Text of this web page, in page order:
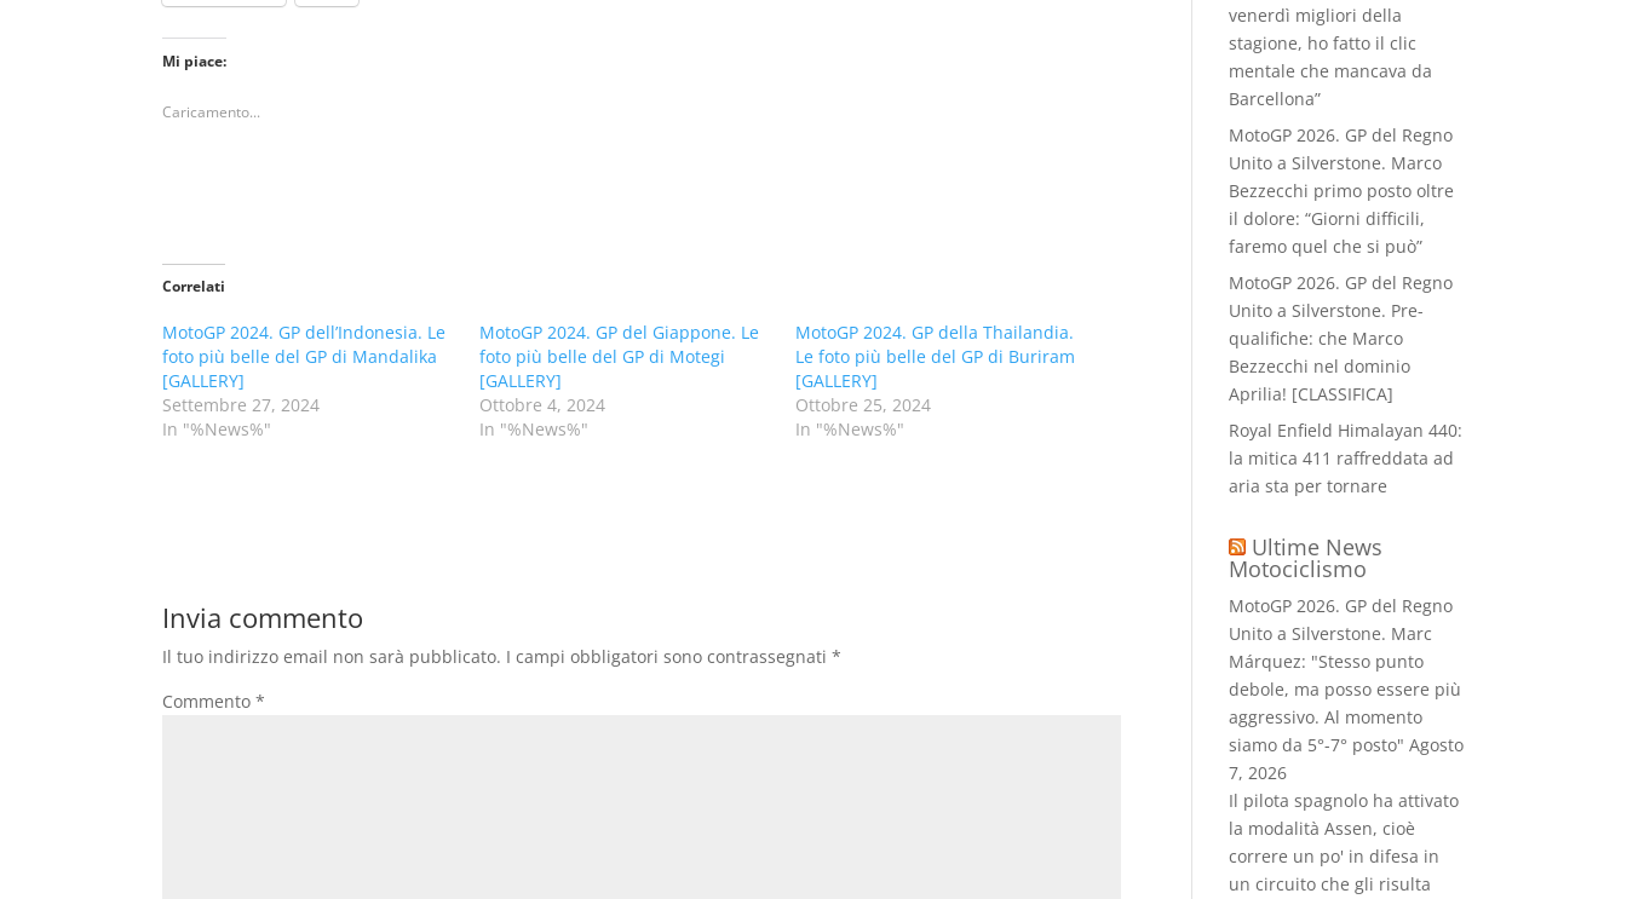
Mi piace:
Caricamento...
Correlati
MotoGP 2024. GP dell’Indonesia. Le
foto più belle del GP di Mandalika
[GALLERY]
Settembre 27, 2024
In "%News%"
MotoGP 2024. GP del Giappone. Le
foto più belle del GP di Motegi
[GALLERY]
Ottobre 4, 2024
In "%News%"
MotoGP 2024. GP della Thailandia.
Le foto più belle del GP di Buriram
[GALLERY]
Ottobre 25, 2024
In "%News%"
Invia commento
Il tuo indirizzo email non sarà pubblicato. I campi obbligatori sono contrassegnati*
Commento*
venerdì migliori della
stagione, ho fatto il clic
mentale che mancava da
Barcellona”
MotoGP 2026. GP del Regno
Unito a Silverstone. Marco
Bezzecchi primo posto oltre
il dolore: “Giorni difficili,
faremo quel che si può”
MotoGP 2026. GP del Regno
Unito a Silverstone. Pre-
qualifiche: che Marco
Bezzecchi nel dominio
Aprilia! [CLASSIFICA]
Royal Enfield Himalayan 440:
la mitica 411 raffreddata ad
aria sta per tornare
Ultime News
Motociclismo
MotoGP 2026. GP del Regno
Unito a Silverstone. Marc
Márquez: "Stesso punto
debole, ma posso essere più
aggressivo. Al momento
siamo da 5°-7° posto" Agosto
7, 2026
Il pilota spagnolo ha attivato
la modalità Assen, cioè
correre un po' in difesa in
un circuito che gli risulta